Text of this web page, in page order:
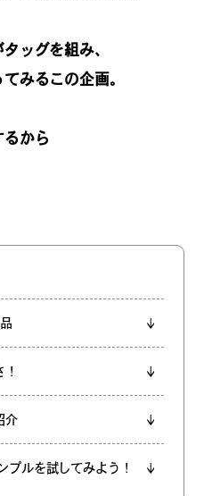
行きつけにつ
、まずはココ
の日の正解
ッグを組み、
みるこの企画。
るから
介
プルを試してみよう！